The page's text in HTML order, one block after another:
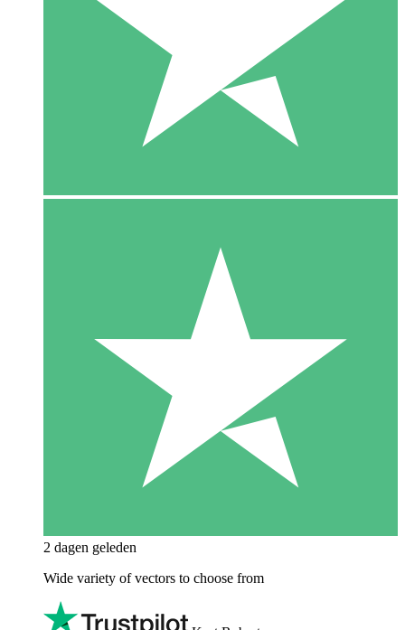
2 dagen geleden
Wide variety of vectors to choose from